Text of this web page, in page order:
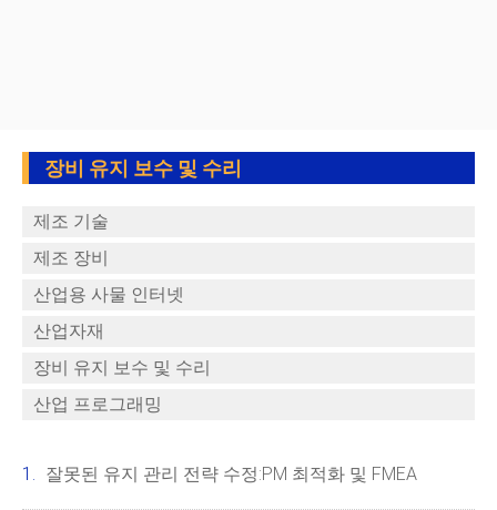
장비 유지 보수 및 수리
제조 기술
제조 장비
산업용 사물 인터넷
산업자재
장비 유지 보수 및 수리
산업 프로그래밍
잘못된 유지 관리 전략 수정:PM 최적화 및 FMEA